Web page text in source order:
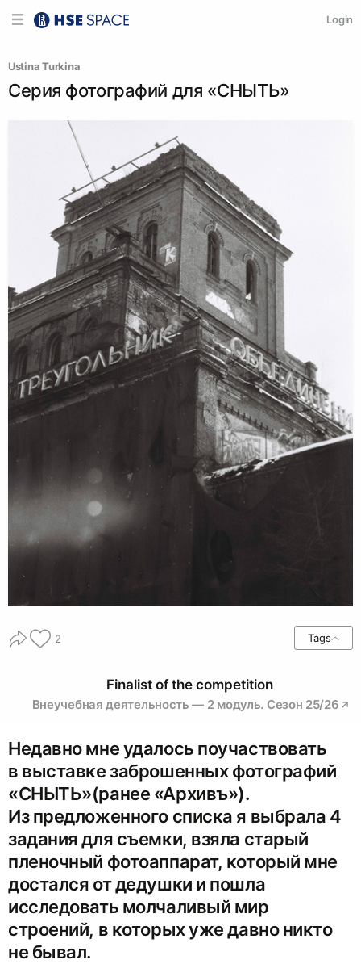
Login
Ustina Turkina
Серия фотографий для «СНЫТЬ»
2 Tags
Finalist of the competition
Внеучебная деятельность — 2 модуль. Сезон 25/26
Недавно мне удалось поучаствовать
в выставке заброшенных фотографий
«СНЫТЬ»(ранее «Архивъ»).
Из предложенного списка я выбрала 4
задания для съемки, взяла старый
пленочный фотоаппарат, который мне
достался от дедушки и пошла
исследовать молчаливый мир
строений, в которых уже давно никто
не бывал.